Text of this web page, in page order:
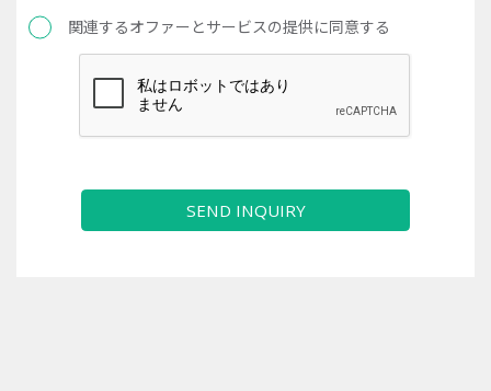
関連するオファーとサービスの提供に同意する
SEND INQUIRY